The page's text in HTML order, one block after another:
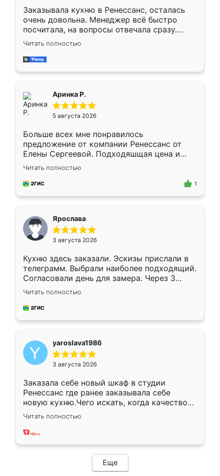
Заказывала кухню в Ренессанс, осталась
очень довольна. Менеджер всё быстро
посчитала, на вопросы отвечала сразу.
Замерщик приехал в субботу, подошёл к
делу со всей ответственностью. Собрали
за день, ребята работали аккуратно, даже
Читать полностью
Аринка Р.
5 августа 2026
Больше всех мне понравилось
предложение от компании Ренессанс от
Елены Сергеевой. Подходяшщая цена и
короткие сроки изготовления. Приехавший
для замера сотрудник Владислав
предложил по моему эскизу самый
Читать полностью
1
Ярослава
3 августа 2026
Кухню здесь заказали. Эскизы прислали в
телеграмм. Выбрали наиболее подходящий.
Согласовали день для замера. Через 3
недели кухня была уже готова. Остались
довольны работой. Спасибо Ренессанс
мебель за качественную работу!
Читать полностью
yaroslava1986
3 августа 2026
Заказала себе новый шкаф в студии
Ренессанс где ранее заказывала себе
новую кухню.Чего искать, когда качеством
вполне довольна. Служит кухня уже почти
два года, нареканий нет.
Читать полностью
Еще